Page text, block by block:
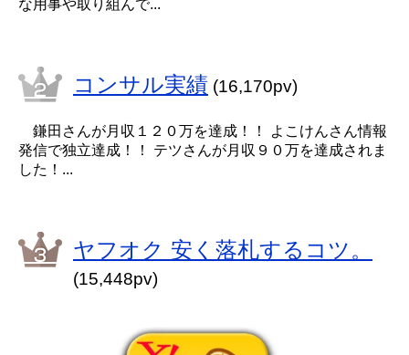
な用事や取り組んで...
コンサル実績 (16,170pv)
鎌田さんが月収１２０万を達成！！ よこけんさん情報
発信で独立達成！！ テツさんが月収９０万を達成されま
した！...
ヤフオク 安く落札するコツ。
(15,448pv)